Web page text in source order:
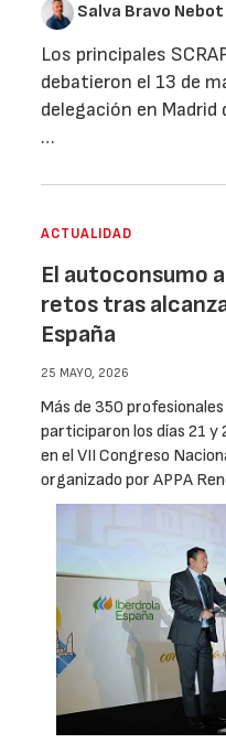
Salva Bravo Nebot
Los principales
debatieron el 13 de
delegación en
…
ACTUALIDAD
El autoconsumo
retos tras
España
25 MAYO, 2026
Más de 350
participaron los días 21 y
en el VII Congreso
organizado por APPA